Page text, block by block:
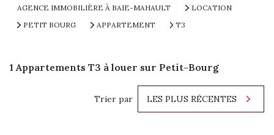
AGENCE IMMOBILIÈRE À BAIE-MAHAULT
LOCATION
PETIT BOURG
APPARTEMENT T3
1 Appartements T3 à louer sur Petit-Bourg
Trier par LES PLUS RÉCENTES